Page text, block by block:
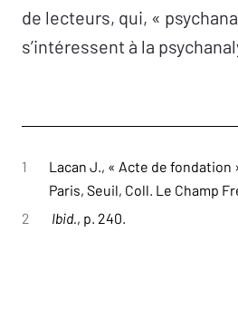
de lecteurs, qui, «
s’intéressent à la
1 Lacan J., « Acte de fondation
Paris, Seuil, Coll. Le Champ
2
Ibid. , p. 240.